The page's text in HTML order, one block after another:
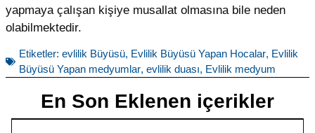
yapmaya çalışan kişiye musallat olmasına bile neden
olabilmektedir.
Etiketler: evlilik Büyüsü, Evlilik Büyüsü Yapan Hocalar, Evlilik
Büyüsü Yapan medyumlar, evlilik duası, Evlilik medyum
En Son Eklenen içerikler